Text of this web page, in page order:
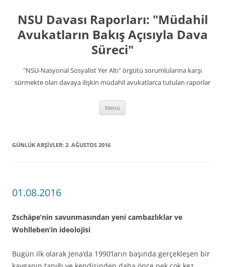
NSU Davası Raporları: "Müdahil
Avukatların Bakış Açısıyla Dava
Süreci"
"NSU-Nasyonal Sosyalist Yer Altı" örgütü sorumlularına karşı
sürmekte olan davaya ilişkin müdahil avukatlarca tutulan raporlar
Menü
GÜNLÜK ARŞIVLER: 2. AĞUSTOS 2016
01.08.2016
Zschäpe’nin savunmasından yeni cambazlıklar ve
Wohlleben’in ideolojisi
Bugün ilk olarak Jena’da 1990’ların başında gerçekleşen bir